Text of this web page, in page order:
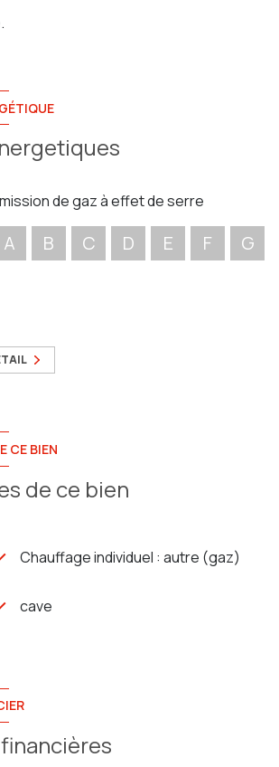
de gaz à effet de serre
A B C D E F G
CE BIEN
de ce bien
Chauffage individuel : autre (gaz)
cave